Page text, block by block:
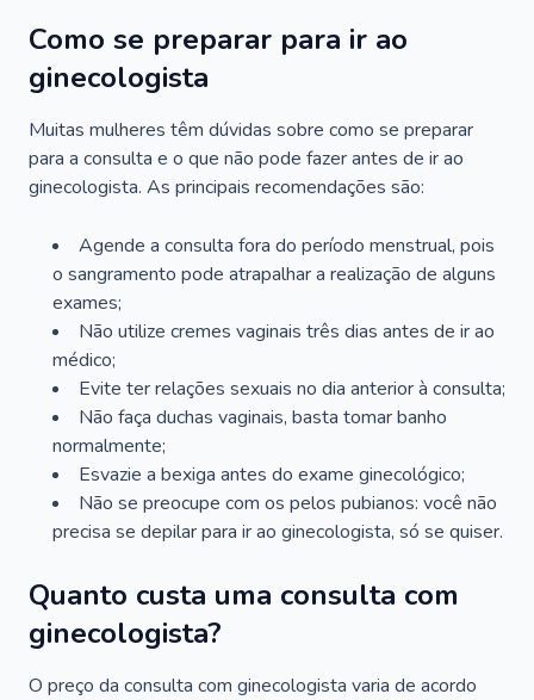
Como se preparar para ir ao
ginecologista
Muitas mulheres têm dúvidas sobre como se preparar
para a consulta e o que não pode fazer antes de ir ao
ginecologista. As principais recomendações são:
Agende a consulta fora do período menstrual, pois
o sangramento pode atrapalhar a realização de alguns
exames;
Não utilize cremes vaginais três dias antes de ir ao
médico;
Evite ter relações sexuais no dia anterior à consulta;
Não faça duchas vaginais, basta tomar banho
normalmente;
Esvazie a bexiga antes do exame ginecológico;
Não se preocupe com os pelos pubianos: você não
precisa se depilar para ir ao ginecologista, só se quiser.
Quanto custa uma consulta com
ginecologista?
O preço da consulta com ginecologista varia de acordo